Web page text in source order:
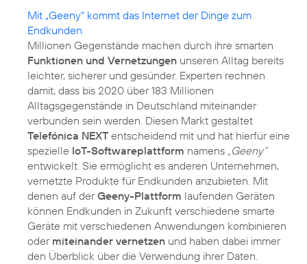
Mit „Geeny“ kommt das Internet der Dinge zum
Endkunden
Millionen Gegenstände machen durch ihre smarten
Funktionen und Vernetzungen unseren Alltag bereits
leichter, sicherer und gesünder. Experten rechnen
damit, dass bis 2020 über 183 Millionen
Alltagsgegenstände in Deutschland miteinander
verbunden sein werden. Diesen Markt gestaltet
Telefónica NEXT entscheidend mit und hat hierfür eine
spezielle IoT-Softwareplattform namens „Geeny“
entwickelt. Sie ermöglicht es anderen Unternehmen,
vernetzte Produkte für Endkunden anzubieten. Mit
denen auf derGeeny-Plattform laufenden Geräten
können Endkunden in Zukunft verschiedene smarte
Geräte mit verschiedenen Anwendungen kombinieren
oder miteinander vernetzen und haben dabei immer
den Überblick über die Verwendung ihrer Daten.